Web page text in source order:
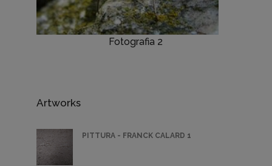
Fotografia 2
Artworks
PITTURA - FRANCK CALARD 1